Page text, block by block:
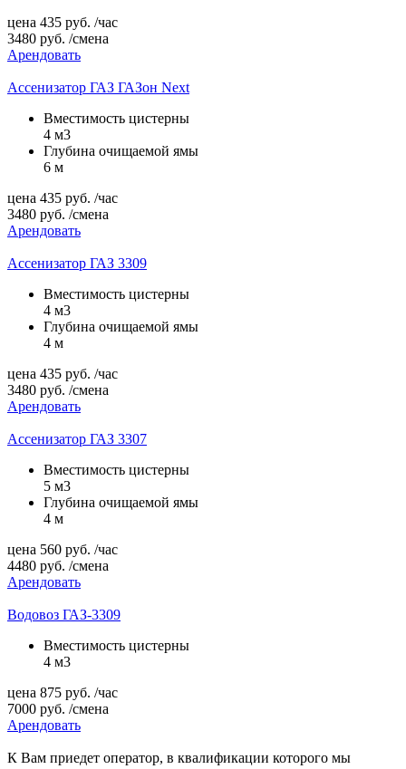
цена 435 руб. /час
3480 руб. /смена
Арендовать
Ассенизатор ГАЗ ГАЗон Next
Вместимость цистерны
4 м3
Глубина очищаемой ямы
6 м
цена 435 руб. /час
3480 руб. /смена
Арендовать
Ассенизатор ГАЗ 3309
Вместимость цистерны
4 м3
Глубина очищаемой ямы
4 м
цена 435 руб. /час
3480 руб. /смена
Арендовать
Ассенизатор ГАЗ 3307
Вместимость цистерны
5 м3
Глубина очищаемой ямы
4 м
цена 560 руб. /час
4480 руб. /смена
Арендовать
Водовоз ГАЗ-3309
Вместимость цистерны
4 м3
цена 875 руб. /час
7000 руб. /смена
Арендовать
К Вам приедет оператор, в квалификации которого мы